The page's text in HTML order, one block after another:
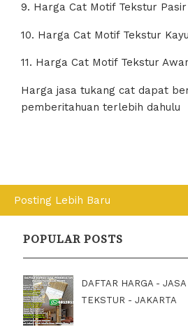
9. Harga Cat Motif Tekstur Pasir
10. Harga Cat Motif Tekstur
11. Harga Cat Motif Tekstur
Harga jasa tukang cat dapat
pemberitahuan terlebih dahulu
Posting Lebih Baru
POPULAR POSTS
DAFTAR HARGA -
TEKSTUR - JAKARTA